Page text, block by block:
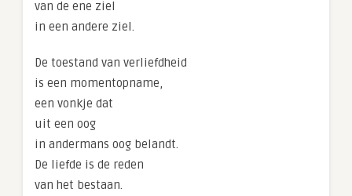
van de ene ziel
in een andere ziel.
De toestand van verliefdheid
is een momentopname,
een vonkje dat
uit een oog
in andermans oog belandt.
De liefde is de reden
van het bestaan.